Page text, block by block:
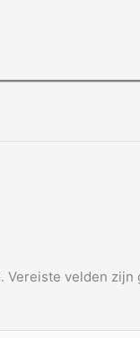
Vereiste velden zijn